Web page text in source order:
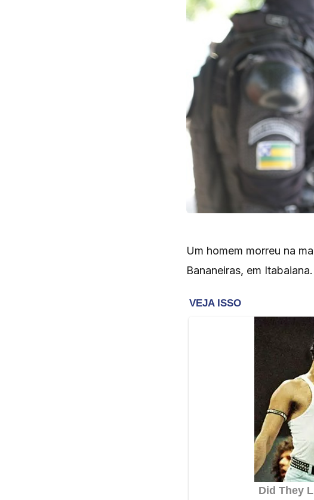
Um homem morreu na
Bananeiras, em